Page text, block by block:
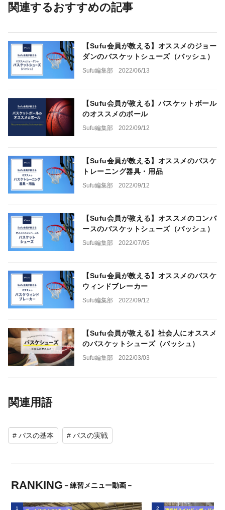
関連するおすすめの記事
【Sufu会員が教える】オススメのジョー
ダンのバスケットシューズ（バッシュ）
Sufu編集部 2022/06/13
【Sufu会員が教える】バスケットボール
のオススメのボール
Sufu編集部 2022/09/12
【Sufu会員が教える】オススメのバスケ
トレーニング器具・用品
Sufu編集部 2022/09/12
【Sufu会員が教える】オススメのコンバ
ースのバスケットシューズ（バッシュ）
Sufu編集部 2022/07/05
【Sufu会員が教える】オススメのバスケ
ウィンドブレーカー
Sufu編集部 2022/09/12
【Sufu会員が教える】社会人にオススメ
のバスケットシューズ（バッシュ）
Sufu編集部 2022/03/03
関連用語
# パスの基本 # パスの実戦
RANKING －練習メニュー動画－
1 2